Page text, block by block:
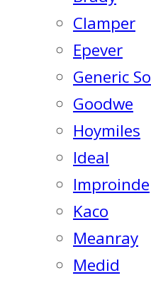
Clamper
Epever
Generic
Goodwe
Hoymiles
Ideal
Improinde
Kaco
Meanray
Medid